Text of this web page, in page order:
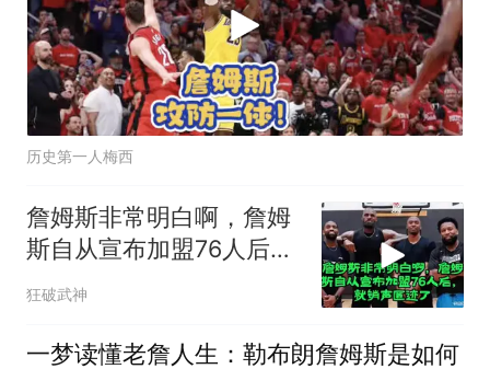
历史第一人梅西
詹姆斯非常明白啊，詹姆
斯自从宣布加盟76人后，
就销声匿迹了
狂破武神
一梦读懂老詹人生：勒布朗詹姆斯是如何